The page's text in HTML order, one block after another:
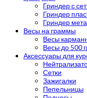
Гриндер с
Гриндер
Гриндер
Весы на граммы
Весы
Весы до 500
Аксессуары для
Сетки
Зажигалки
Пепельницы